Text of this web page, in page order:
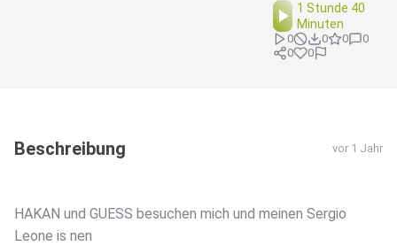
1 Stunde 40
Minuten
0 0 0
0
0
0
Beschreibung vor 1 Jahr
HAKAN und GUESS besuchen mich und meinen Sergio
Leone is nen